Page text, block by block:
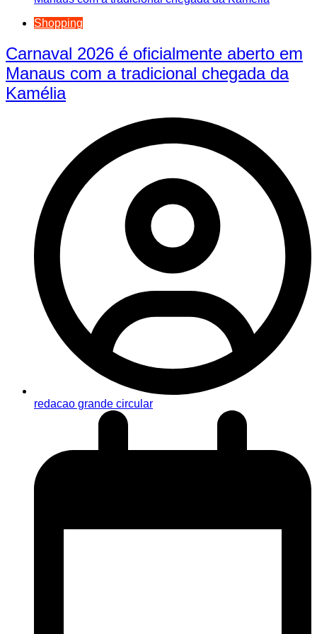
Shopping
Carnaval 2026 é oficialmente aberto em
Manaus com a tradicional chegada da
Kamélia
redacao grande circular